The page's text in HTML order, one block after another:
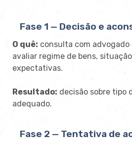
Fase 1 — Decisão e
O quê: consulta com advogado
avaliar regime de bens,
expectativas.
Resultado: decisão sobre tipo
adequado.
Fase 2 — Tentativa de